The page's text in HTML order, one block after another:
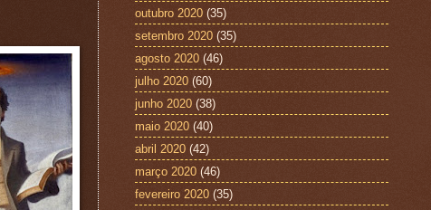
outubro 2020 (35)
setembro 2020 (35)
agosto 2020 (46)
julho 2020 (60)
junho 2020 (38)
maio 2020 (40)
abril 2020 (42)
março 2020 (46)
fevereiro 2020 (35)